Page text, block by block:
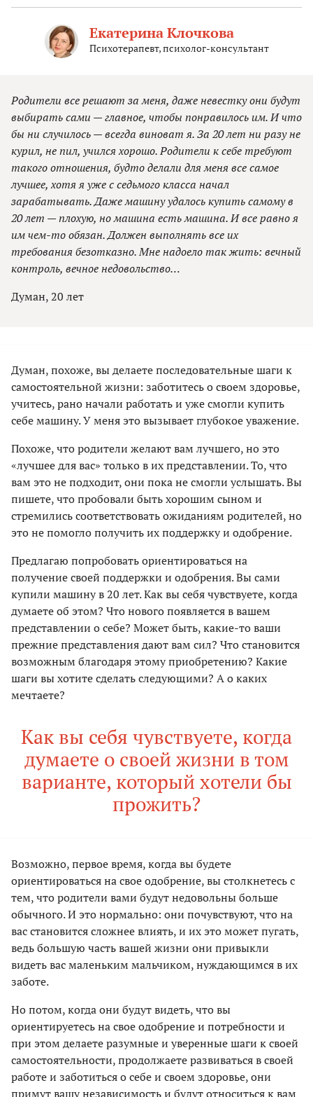
Екатерина Клочкова
Психотерапевт, психолог-консультант
Родители все решают за меня, даже невестку они будут
выбирать сами — главное, чтобы понравилось им. И что
бы ни случилось — всегда виноват я. За 20 лет ни разу не
курил, не пил, учился хорошо. Родители к себе требуют
такого отношения, будто делали для меня все самое
лучшее, хотя я уже с седьмого класса начал
зарабатывать. Даже машину удалось купить самому в
20 лет — плохую, но машина есть машина. И все равно я
им чем-то обязан. Должен выполнять все их
требования безотказно. Мне надоело так жить: вечный
контроль, вечное недовольство…
Думан, 20 лет
Думан, похоже, вы делаете последовательные шаги к
самостоятельной жизни: заботитесь о своем здоровье,
учитесь, рано начали работать и уже смогли купить
себе машину. У меня это вызывает глубокое уважение.
Похоже, что родители желают вам лучшего, но это
«лучшее для вас» только в их представлении. То, что
вам это не подходит, они пока не смогли услышать. Вы
пишете, что пробовали быть хорошим сыном и
стремились соответствовать ожиданиям родителей, но
это не помогло получить их поддержку и одобрение.
Предлагаю попробовать ориентироваться на
получение своей поддержки и одобрения. Вы сами
купили машину в 20 лет. Как вы себя чувствуете, когда
думаете об этом? Что нового появляется в вашем
представлении о себе? Может быть, какие-то ваши
прежние представления дают вам сил? Что становится
возможным благодаря этому приобретению? Какие
шаги вы хотите сделать следующими? А о каких
мечтаете?
Как вы себя чувствуете, когда
думаете о своей жизни в том
варианте, который хотели бы
прожить?
Возможно, первое время, когда вы будете
ориентироваться на свое одобрение, вы столкнетесь с
тем, что родители вами будут недовольны больше
обычного. И это нормально: они почувствуют, что на
вас становится сложнее влиять, и их это может пугать,
ведь большую часть вашей жизни они привыкли
видеть вас маленьким мальчиком, нуждающимся в их
заботе.
Но потом, когда они будут видеть, что вы
ориентируетесь на свое одобрение и потребности и
при этом делаете разумные и уверенные шаги к своей
самостоятельности, продолжаете развиваться в своей
работе и заботиться о себе и своем здоровье, они
примут вашу независимость и будут относиться к вам